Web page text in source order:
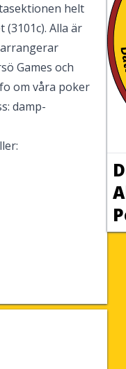
helt
Alla är
Games och
om våra poker
damp-